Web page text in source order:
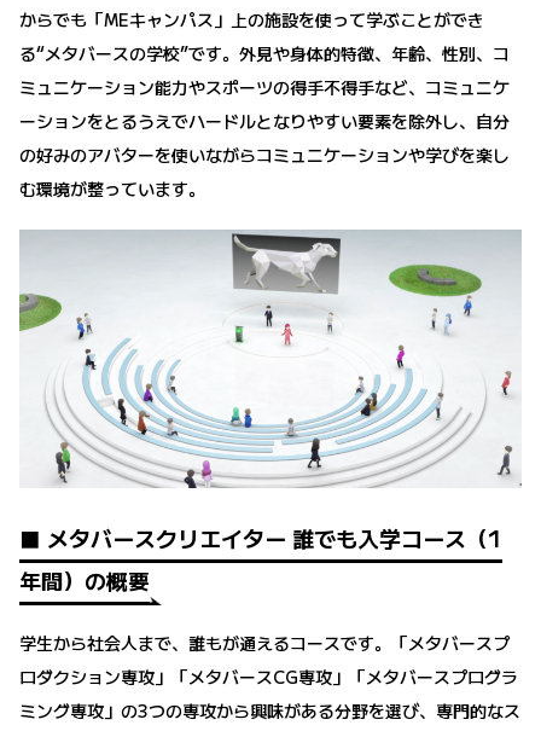
からでも「MEキャンパス」上の施設を使って学ぶことができ
る“メタバースの学校”です。外見や身体的特徴、年齢、性別、コ
ミュニケーション能力やスポーツの得手不得手など、コミュニケ
ーションをとるうえでハードルとなりやすい要素を除外し、自分
の好みのアバターを使いながらコミュニケーションや学びを楽し
む環境が整っています。
■ メタバースクリエイター 誰でも入学コース（1
年間）の概要
学生から社会人まで、誰もが通えるコースです。「メタバースプ
ロダクション専攻」「メタバースCG専攻」「メタバースプログラ
ミング専攻」の3つの専攻から興味がある分野を選び、専門的なス